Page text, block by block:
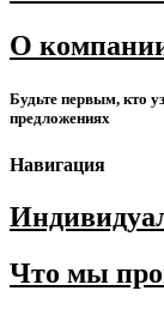
О
Будьте первым, кто
предложениях
Навигация
Что мы